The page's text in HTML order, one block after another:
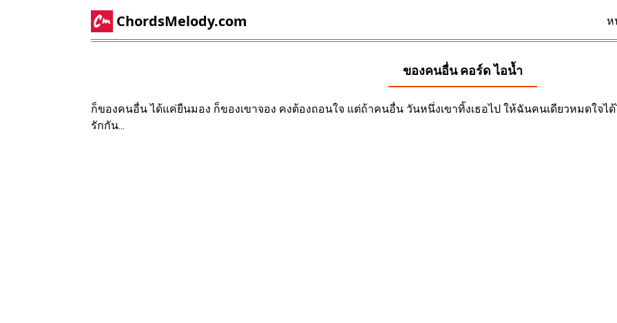
ChordsMelody.com ห
ของคนอื่น คอร์ดไอน้ำ
ก็ของคนอื่น ได้แค่ยืนมอง ก็ของเขาจอง คงต้องถอนใจ แต่ถ้าคนอื่น วันหนึ่งเขาทิ้งเธอไป ให้ฉันคนเดียวหมดใจไ
รักกัน...